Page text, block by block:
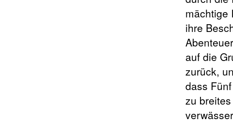
mächtige
ihre
auf die
zurück,
dass
zu